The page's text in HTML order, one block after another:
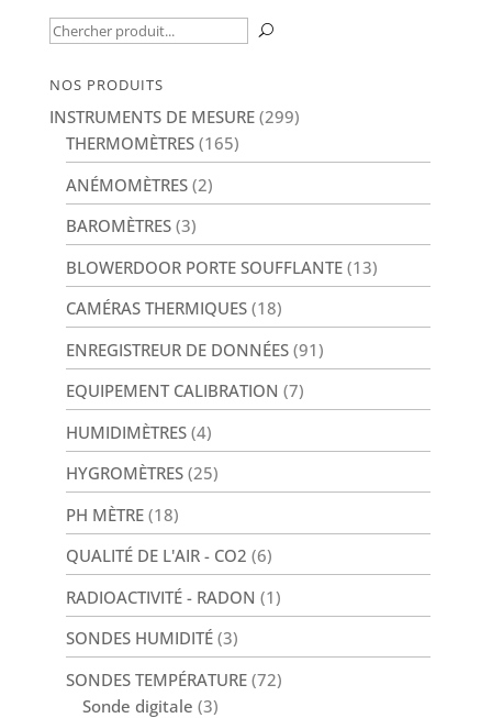
Recherche
U
NOS PRODUITS
INSTRUMENTS DE MESURE (299)
THERMOMÈTRES (165)
ANÉMOMÈTRES (2)
BAROMÈTRES (3)
BLOWERDOOR PORTE SOUFFLANTE (13)
CAMÉRAS THERMIQUES (18)
ENREGISTREUR DE DONNÉES (91)
EQUIPEMENT CALIBRATION (7)
HUMIDIMÈTRES (4)
HYGROMÈTRES (25)
PH MÈTRE (18)
QUALITÉ DE L'AIR - CO2 (6)
RADIOACTIVITÉ - RADON (1)
SONDES HUMIDITÉ (3)
SONDES TEMPÉRATURE (72)
Sonde digitale (3)